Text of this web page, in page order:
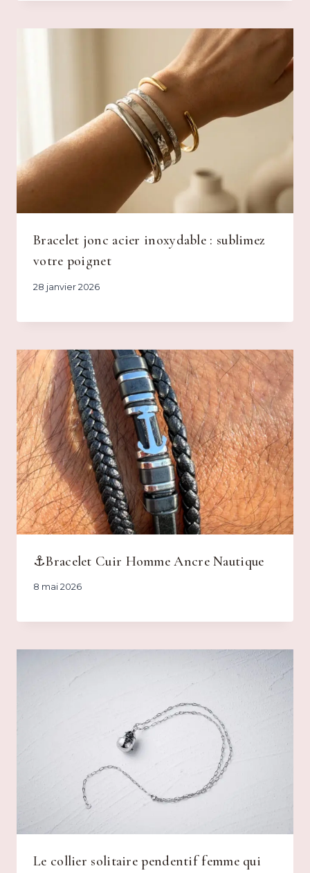
Bracelet jonc acier inoxydable : sublimez
votre poignet
28 janvier 2026
⚓Bracelet Cuir Homme Ancre Nautique
8 mai 2026
Le collier solitaire pendentif femme qui